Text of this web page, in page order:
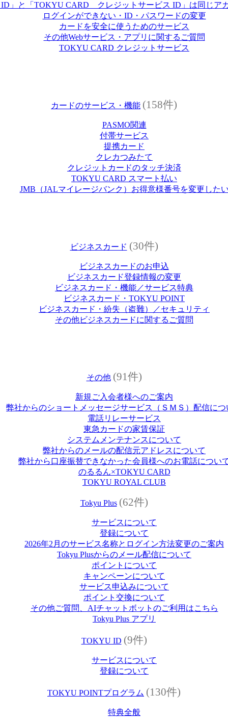
ID」と「TOKYU CARD クレジットサービス ID」は同じア
ログインができない・ID・パスワードの変更
カードを安全に使うためのサービス
その他Webサービス・アプリに関するご質問
TOKYU CARD クレジットサービス
カードのサービス・機能 (158件)
PASMO関連
付帯サービス
提携カード
クレカつみたて
クレジットカードのタッチ決済
TOKYU CARD スマート払い
JMB（JALマイレージバンク）お得意様番号を変更した
ビジネスカード (30件)
ビジネスカードのお申込
ビジネスカード登録情報の変更
ビジネスカード・機能／サービス特典
ビジネスカード・TOKYU POINT
ビジネスカード・紛失（盗難）／セキュリティ
その他ビジネスカードに関するご質問
その他 (91件)
新規ご入会者様へのご案内
弊社からのショートメッセージサービス（ＳＭＳ）配信につ
電話リレーサービス
東急カードの家賃保証
システムメンテナンスについて
弊社からのメールの配信元アドレスについて
弊社から口座振替できなかった会員様へのお電話につい
のるるん×TOKYU CARD
TOKYU ROYAL CLUB
Tokyu Plus (62件)
サービスについて
登録について
2026年2月のサービス名称とログイン方法変更のご案内
Tokyu Plusからのメール配信について
ポイントについて
キャンペーンについて
サービス申込みについて
ポイント交換について
その他ご質問、AIチャットボットのご利用はこちら
Tokyu Plus アプリ
TOKYU ID (9件)
サービスについて
登録について
TOKYU POINTプログラム (130件)
特典全般